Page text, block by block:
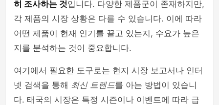
히 조사하는 것입니다. 다양한 제품군이 존재하지만,
각 제품의 시장 상황은 다를 수 있습니다. 이에 따라
어떤 제품이 현재 인기를 끌고 있는지, 수요가 높은
지를 분석하는 것이 중요합니다.
여기에서 필요한 도구로는 현지 시장 보고서나 인터
넷 검색을 통해 최신 트렌드를 아는 방법이 있습니
다. 태국의 시장은 특정 시즌이나 이벤트에 따라 급